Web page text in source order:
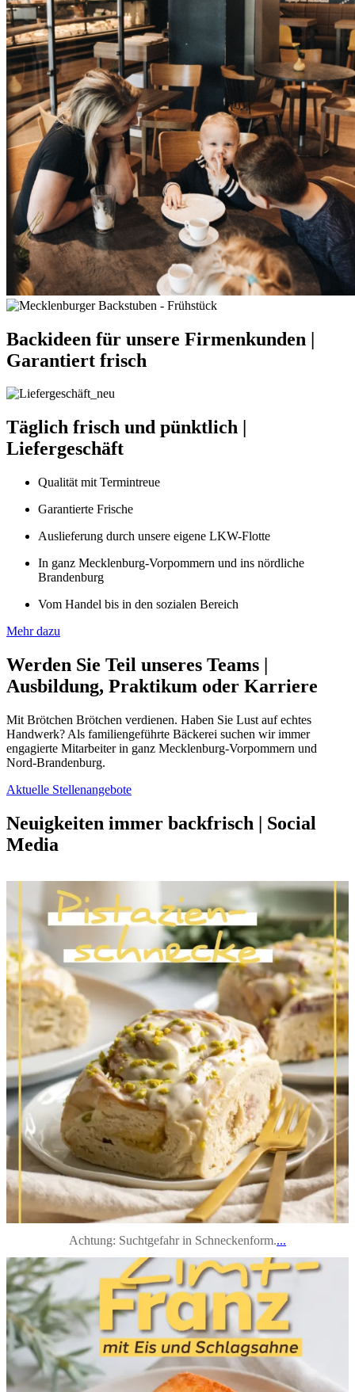
Backideen für unsere Firmenkunden |
Garantiert frisch
Täglich frisch und pünktlich
Liefergeschäft
Qualität mit Termintreue
Garantierte Frische
Auslieferung durch unsere eigene LKW-Flotte
In ganz Mecklenburg-Vorpommern und ins nördliche
Brandenburg
Vom Handel bis in den sozialen Bereich
Mehr dazu
Werden Sie Teil unseres Teams
Ausbildung, Praktikum oder Karriere
Mit Brötchen Brötchen verdienen. Haben Sie Lust auf echtes
Handwerk? Als familiengeführte Bäckerei suchen wir immer
engagierte Mitarbeiter in ganz Mecklenburg-Vorpommern und
Nord-Brandenburg.
Aktuelle Stellenangebote
Neuigkeiten immer backfrisch | Social
Media
Achtung: Suchtgefahr in Schneckenform....